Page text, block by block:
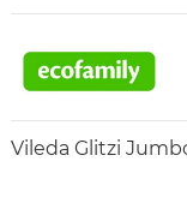
Vileda Glitzi